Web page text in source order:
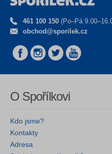
461 100 150 (Po–Pá
obchod@sporilek.cz
O Spořílkovi
Kdo jsme?
Kontakty
Adresa